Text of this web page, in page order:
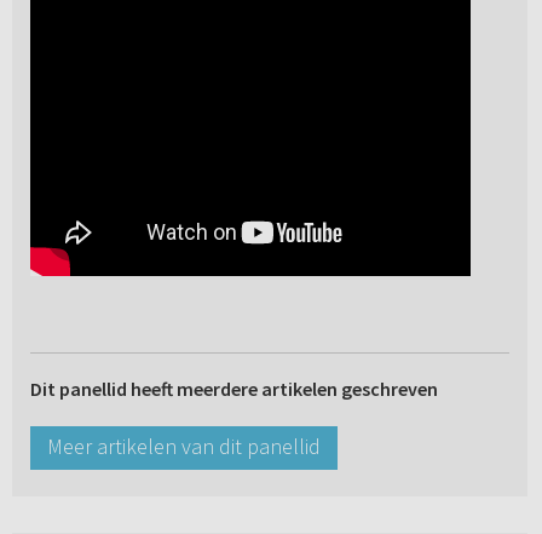
Dit panellid heeft meerdere artikelen geschreven
Meer artikelen van dit panellid